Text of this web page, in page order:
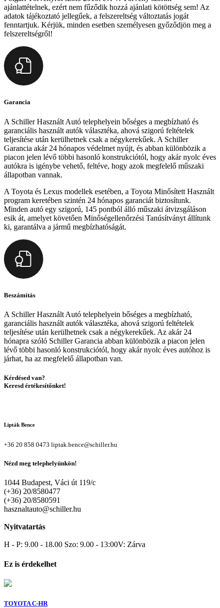
ajánlattételnek, ezért nem fűződik hozzá ajánlati kötöttség sem! Az
adatok tájékoztató jellegűek, a felszereltség változtatás jogát
fenntartjuk. Kérjük, minden esetben személyesen győződjön meg a
felszereltségről!
Garancia
A Schiller Használt Autó telephelyein bőséges a megbízható és
garanciális használt autók választéka, ahová szigorú feltételek
teljesítése után kerülhetnek csak a négykerekűek. A Schiller
Garancia akár 24 hónapos védelmet nyújt, és abban különbözik a
piacon jelen lévő többi hasonló konstrukciótól, hogy akár nyolc éves
autókra is igénybe vehető, feltéve, hogy azok megfelelő műszaki
állapotban vannak.
A Toyota és Lexus modellek esetében, a Toyota Minősített Használt
program keretében szintén 24 hónapos garanciát biztosítunk.
Minden autó egy szigorú, 145 pontból álló műszaki átvizsgáláson
esik át, amelyet követően Minőségellenőrzési Tanúsítványt állítunk
ki, garantálva a jármű megbízhatóságát.
Beszámítás
A Schiller Használt Autó telephelyein bőséges a megbízható,
garanciális használt autók választéka, ahová szigorú feltételek
teljesítése után kerülhetnek csak a négykerekűek. Az akár 24
hónapra szóló Schiller Garancia abban különbözik a piacon jelen
lévő többi hasonló konstrukciótól, hogy akár nyolc éves autóhoz is
járhat, ha az megfelelő állapotban van.
Kérdésed van?
Keresd értékesítőnket!
Lipták Bence
+36 20 858 0473 liptak.bence@schiller.hu
Nézd meg telephelyünkön!
1044 Budapest, Váci út 119/c
(+36) 20/8580477
(+36) 20/8580591
hasznaltauto@schiller.hu
Nyitvatartás
H - P: 9.00 - 18.00 Szo: 9.00 - 13:00V: Zárva
Ez is érdekelhet
TOYOTA C-HR